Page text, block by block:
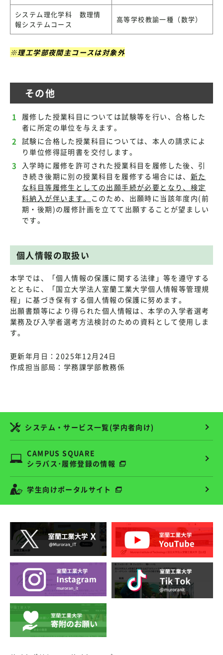
システム理化学科 数理情
報システムコース
高等学校教諭一種（数学）
※理工学部夜間主コースは対象外
その他
履修した授業科目については試験等を行い、合格した
者に所定の単位を与えます。
試験に合格した授業科目については、本人の請求によ
り単位修得証明書を交付します。
入学時に履修を許可された授業科目を履修した後、引
き続き後期に別の授業科目を履修する場合には、 新た
な科目等履修生としての出願手続が必要となり、検定
料納入が伴います。
このため、出願時に当該年度内(前
期・後期)の履修計画を立てて出願することが望ましい
です。
個人情報の取扱い
本学では、「個人情報の保護に関する法律」等を遵守する
とともに、「国立大学法人室蘭工業大学個人情報等管理規
程」に基づき保有する個人情報の保護に努めます。
出願書類等により得られた個人情報は、本学の入学者選考
業務及び入学者選考方法検討のための資料として使用しま
す。
更新年月日：2025年12月24日
作成担当部局：学務課学部教務係
システム・サービス一覧(学内者向け)
CAMPUS SQUARE
シラバス･履修登録の情報
学生向けポータルサイト